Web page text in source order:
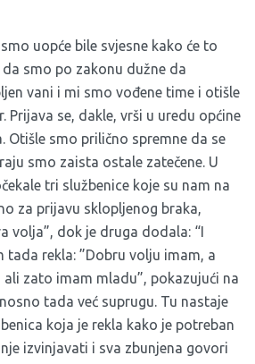
uopće bile svjesne kako će to
smo po zakonu dužne da
vani i mi smo vođene time i otišle
Prijava se, dakle, vrši u uredu općine
Otišle smo prilično spremne da se
smo zaista ostale zatečene. U
tri službenice koje su nam na
za prijavu sklopljenog braka,
volja”, dok je druga dodala: “I
tada rekla: ”Dobru volju imam, a
zato imam mladu”, pokazujući na
tada već suprugu. Tu nastaje
koja je rekla kako je potreban
izvinjavati i sva zbunjena govori